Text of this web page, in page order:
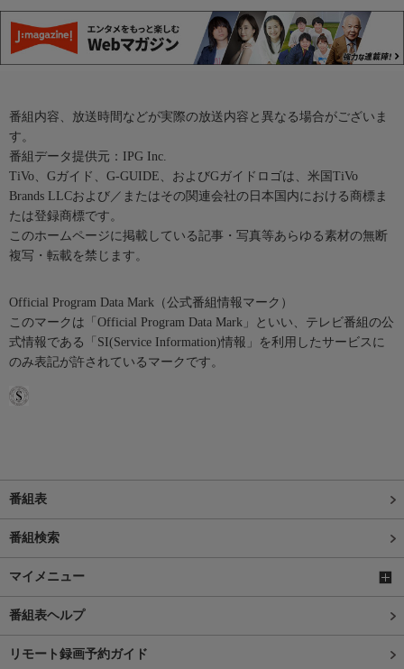
番組内容、放送時間などが実際の放送内容と異なる場合がございま
す。
番組データ提供元：IPG Inc.
TiVo、Gガイド、G-GUIDE、およびGガイドロゴは、米国TiVo
Brands LLCおよび／またはその関連会社の日本国内における商標ま
たは登録商標です。
このホームページに掲載している記事・写真等あらゆる素材の無断
複写・転載を禁じます。
Official Program Data Mark（公式番組情報マーク）
このマークは「Official Program Data Mark」といい、テレビ番組の公
式情報である「SI(Service Information)情報」を利用したサービスに
のみ表記が許されているマークです。
番組表
番組検索
マイメニュー
番組表ヘルプ
リモート録画予約ガイド